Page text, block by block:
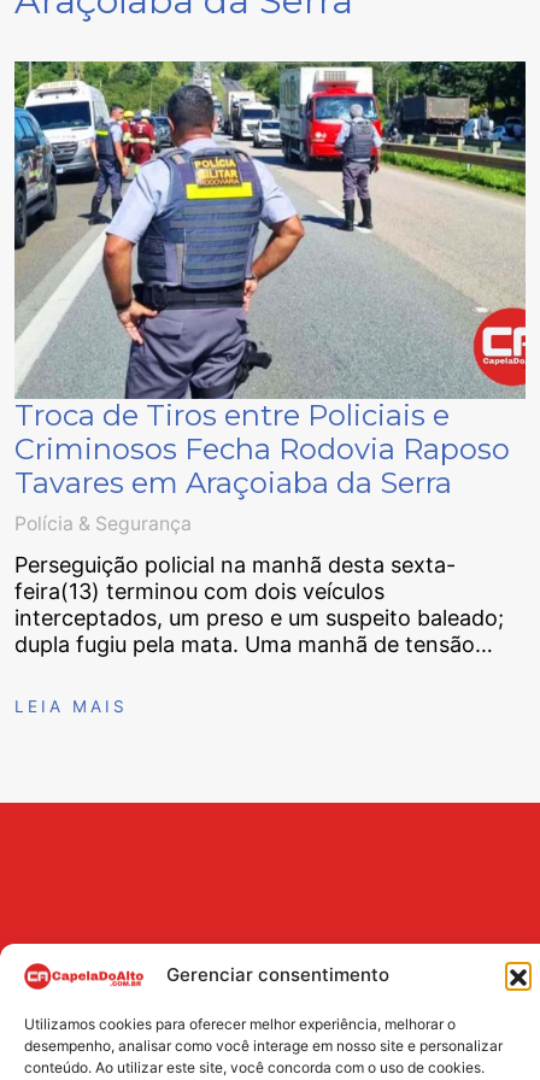
Gerenciar consentimento
Utilizamos cookies para oferecer melhor experiência, melhorar o
desempenho, analisar como você interage em nosso site e personalizar
conteúdo. Ao utilizar este site, você concorda com o uso de cookies.
Troca de Tiros entre Policiais e
Criminosos Fecha Rodovia Raposo
Tavares em Araçoiaba da Serra
Polícia & Segurança
Perseguição policial na manhã desta sexta-
feira(13) terminou com dois veículos
interceptados, um preso e um suspeito baleado;
dupla fugiu pela mata. Uma manhã de tensão…
LEIA MAIS
BUSCA